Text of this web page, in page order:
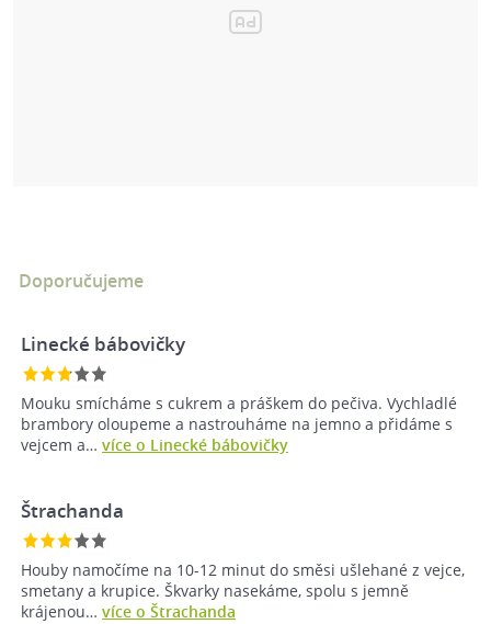
Doporučujeme
Linecké bábovičky
Mouku smícháme s cukrem a práškem do pečiva. Vychladlé
brambory oloupeme a nastrouháme na jemno a přidáme s
vejcem a… více o Linecké bábovičky
Štrachanda
Houby namočíme na 10-12 minut do směsi ušlehané z vejce,
smetany a krupice. Škvarky nasekáme, spolu s jemně
krájenou… více o Štrachanda